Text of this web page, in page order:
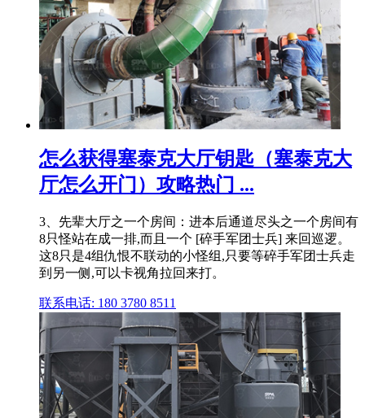
怎么获得塞泰克大厅钥匙（塞泰克大
厅怎么开门）攻略热门 ...
3、先辈大厅之一个房间：进本后通道尽头之一个房间有
8只怪站在成一排,而且一个 [碎手军团士兵] 来回巡逻。
这8只是4组仇恨不联动的小怪组,只要等碎手军团士兵走
到另一侧,可以卡视角拉回来打。
联系电话: 180 3780 8511